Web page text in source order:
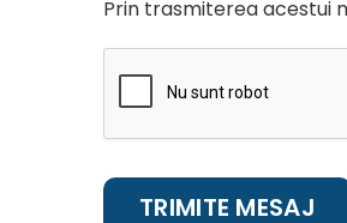
Prin trasmiterea acestui